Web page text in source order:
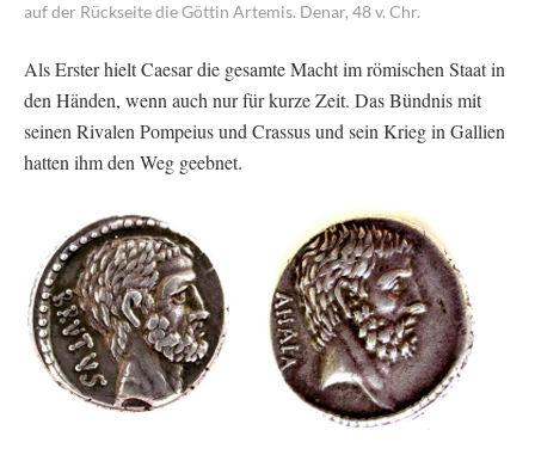
auf der Rückseite die Göttin Artemis. Denar, 48 v. Chr.
Als Erster hielt Caesar die gesamte Macht im römischen Staat in
den Händen, wenn auch nur für kurze Zeit. Das Bündnis mit
seinen Rivalen Pompeius und Crassus und sein Krieg in Gallien
hatten ihm den Weg geebnet.